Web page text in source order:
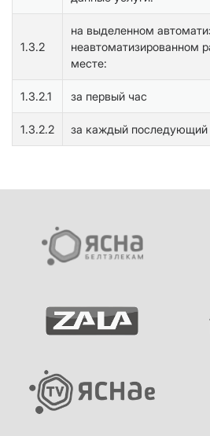
1.3.2
на выделенном
неавтоматизированном
месте:
1.3.2.1 за первый час
1.3.2.2 за каждый последующий